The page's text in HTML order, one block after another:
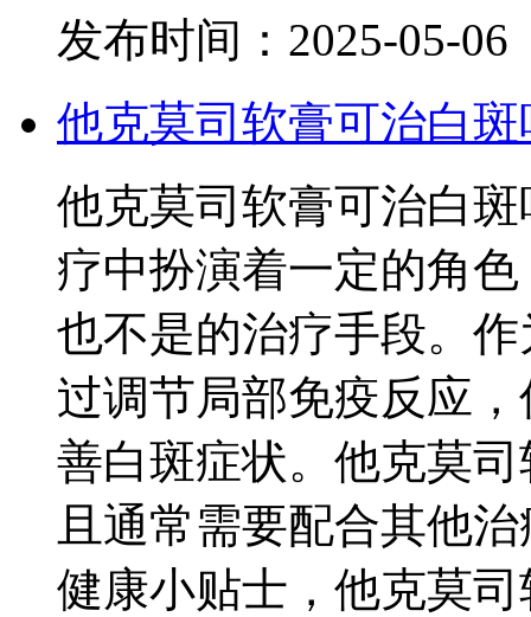
发布时间：2025-05-06
他克莫司软膏可治白斑
他克莫司软膏可治白
疗中扮演着一定的角
也不是的治疗手段。
过调节局部免疫反应
善白斑症状。他克莫
且通常需要配合其他
健康小贴士，他克莫